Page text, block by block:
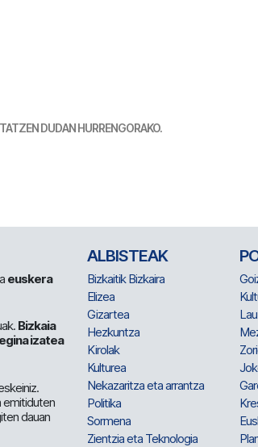
DUDAN HURRENGORAKO.
euskera
Bizkaia
izatea
emitiduten
dauan
ALBISTEAK
Bizkaitik Bizkaira
Elizea
Gizartea
Hezkuntza
Kirolak
Kulturea
Nekazaritza eta arrantza
Politika
Sormena
Zientzia eta Teknologia